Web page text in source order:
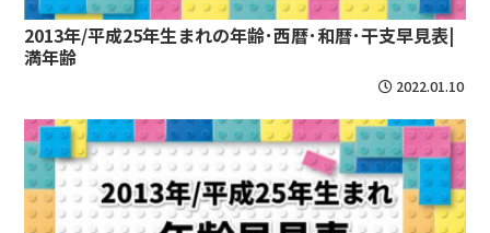
2013年/平成25年生まれの年齢･西暦･和暦･干支早見表|
満年齢
2022.01.10